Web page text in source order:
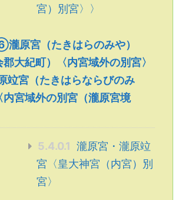
宮）別宮〉〉
原宮（たきはらのみや）
郡大紀町）〈内宮域外の別宮〉
宮（たきはらならびのみ
内宮域外の別宮（瀧原宮境
5.4.0.1
瀧原宮・瀧原竝
宮〈皇大神宮（内宮）別
宮〉